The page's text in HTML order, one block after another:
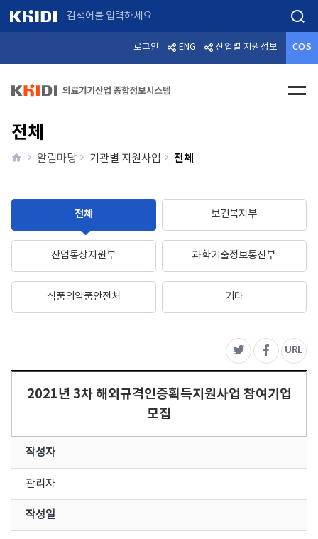
로그인 ENG 산업별 지원정보 COS
전체메
전체
home알림마당 기관별 지원사업 전체
전체 보건복지부
산업통상자원부 과학기술정보통신부
식품의약품안전처 기타
트위터페이스북
URL주
2021년 3차 해외규격인증획득지원사업 참여기업
모집
작성자
관리자
작성일